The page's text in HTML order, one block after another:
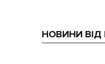
НОВИНИ ВІД